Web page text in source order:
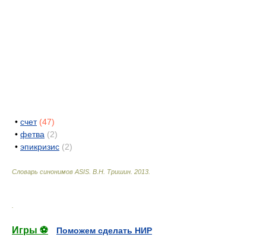
• счет (47)
• фетва (2)
• эпикризис (2)
Словарь синонимов ASIS. В.Н. Тришин 2013
Игры ⚽
Поможем сделать НИР